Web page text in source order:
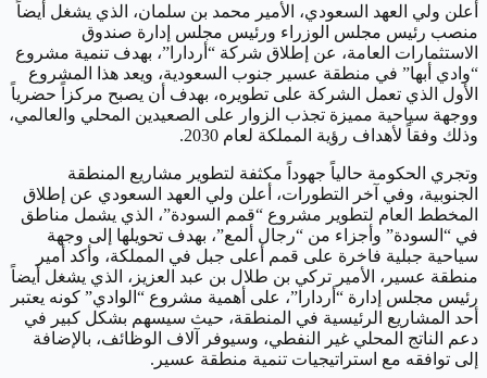
أعلن ولي العهد السعودي، الأمير محمد بن سلمان، الذي يشغل أيضاً
منصب رئيس مجلس الوزراء ورئيس مجلس إدارة صندوق
الاستثمارات العامة، عن إطلاق شركة “أردارا”، بهدف تنمية مشروع
“وادي أبها” في منطقة عسير جنوب السعودية، ويعد هذا المشروع
الأول الذي تعمل الشركة على تطويره، بهدف أن يصبح مركزاً حضرياً
ووجهة سياحية مميزة تجذب الزوار على الصعيدين المحلي والعالمي،
وذلك وفقاً لأهداف رؤية المملكة لعام 2030.
وتجري الحكومة حالياً جهوداً مكثفة لتطوير مشاريع المنطقة
الجنوبية، وفي آخر التطورات، أعلن ولي العهد السعودي عن إطلاق
المخطط العام لتطوير مشروع “قمم السودة”، الذي يشمل مناطق
في “السودة” وأجزاء من “رجال ألمع”، بهدف تحويلها إلى وجهة
سياحية جبلية فاخرة على قمم أعلى جبل في المملكة، وأكد أمير
منطقة عسير، الأمير تركي بن طلال بن عبد العزيز، الذي يشغل أيضاً
رئيس مجلس إدارة “أردارا”، على أهمية مشروع “الوادي” كونه يعتبر
أحد المشاريع الرئيسية في المنطقة، حيث سيسهم بشكل كبير في
دعم الناتج المحلي غير النفطي، وسيوفر آلاف الوظائف، بالإضافة
إلى توافقه مع استراتيجيات تنمية منطقة عسير.